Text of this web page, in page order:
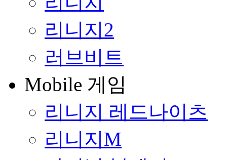
리니지2
러브비트
Mobile 게임
리니지 레드나이츠
리니지M